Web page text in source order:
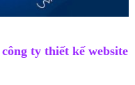
ty thiết kế website